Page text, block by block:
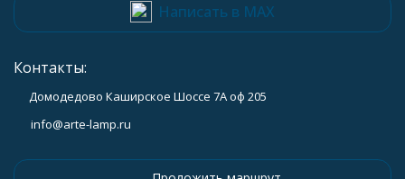
Написать в MAX
Контакты:
Домодедово Каширское Шоссе 7А оф 205
info@arte-lamp.ru